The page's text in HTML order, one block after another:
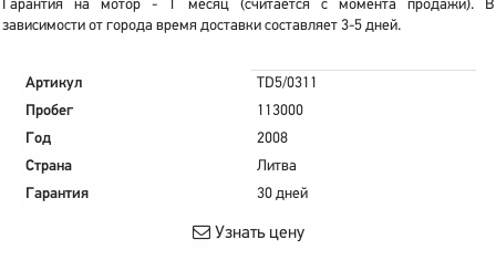
Гарантия на мотор - 1 месяц (считается с момента продажи). В
зависимости от города время доставки составляет 3-5 дней.
Артикул
TD5/0311
Пробег
113000
Год
2008
Страна
Литва
Гарантия
30 дней
Узнать цену